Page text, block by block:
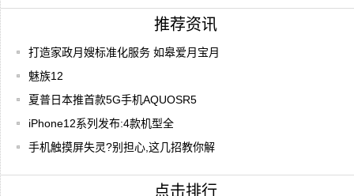
推荐资讯
打造家政月嫂标准化服务 如皋爱月宝月
魅族12
夏普日本推首款5G手机AQUOSR5
iPhone12系列发布:4款机型全
手机触摸屏失灵?别担心,这几招教你解
点击排行